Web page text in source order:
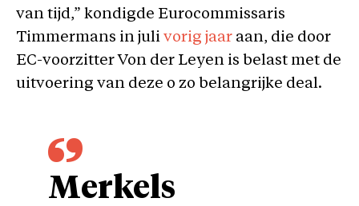
van tijd,” kondigde Eurocommissaris
Timmermans in juli vorig jaar aan, die door
EC-voorzitter Von der Leyen is belast met de
uitvoering van deze o zo belangrijke deal.
Merkels